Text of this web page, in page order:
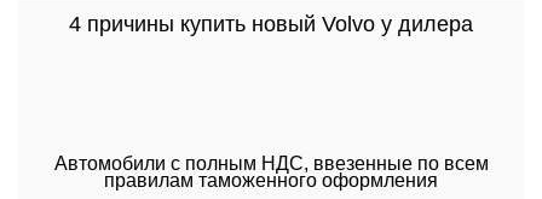
4 причины купить новый Volvo у дилера
Автомобили с полным НДС, ввезенные по всем
правилам таможенного оформления